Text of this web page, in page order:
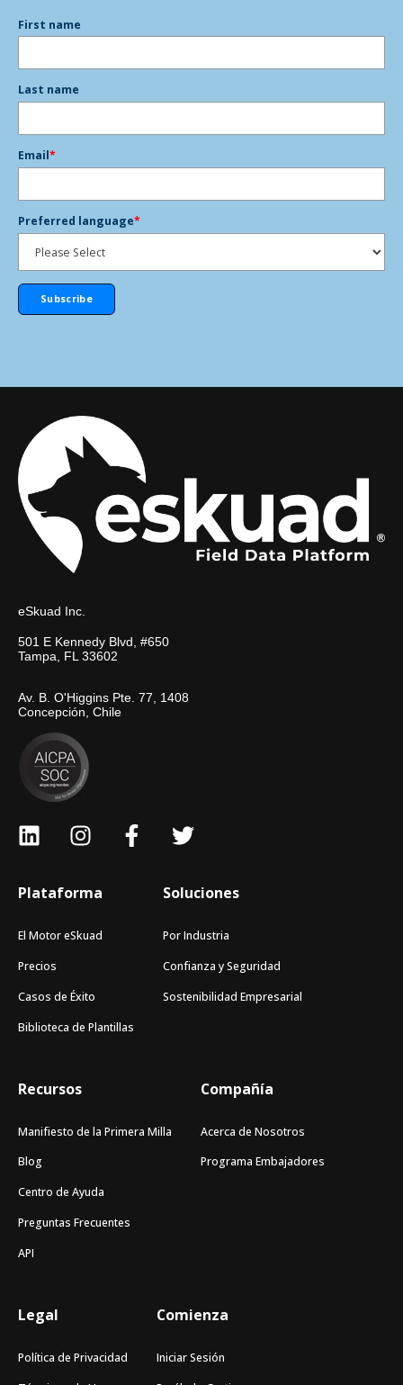
First name
Last name
Email*
Preferred language*
eSkuad Inc.
501 E Kennedy Blvd, #650
Tampa, FL 33602
Av. B. O'Higgins Pte. 77, 1408
Concepción, Chile
Plataforma
El Motor eSkuad
Precios
Casos de Éxito
Biblioteca de Plantillas
Soluciones
Por Industria
Confianza y Seguridad
Sostenibilidad Empresarial
Recursos
Manifiesto de la Primera Milla
Blog
Centro de Ayuda
Preguntas Frecuentes
API
Compañía
Acerca de Nosotros
Programa Embajadores
Legal
Política de Privacidad
Comienza
Iniciar Sesión